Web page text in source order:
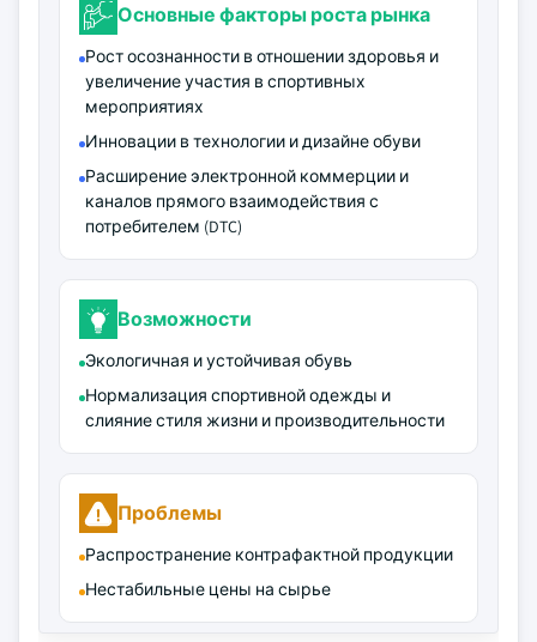
Основные факторы роста рынка
Рост осознанности в отношении здоровья и
увеличение участия в спортивных
мероприятиях
Инновации в технологии и дизайне обуви
Расширение электронной коммерции и
каналов прямого взаимодействия с
потребителем (DTC)
Возможности
Экологичная и устойчивая обувь
Нормализация спортивной одежды и
слияние стиля жизни и производительности
Проблемы
Распространение контрафактной продукции
Нестабильные цены на сырье